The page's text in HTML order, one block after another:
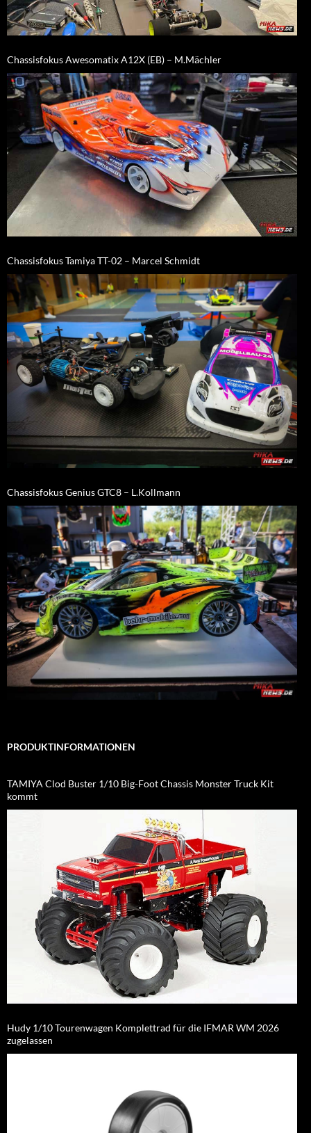
Chassisfokus Awesomatix A12X (EB) – M.Mächler
Chassisfokus Tamiya TT-02 – Marcel Schmidt
Chassisfokus Genius GTC8 – L.Kollmann
PRODUKTINFORMATIONEN
TAMIYA Clod Buster 1/10 Big-Foot Chassis Monster Truck Kit
kommt
Hudy 1/10 Tourenwagen Komplettrad für die IFMAR WM 2026
zugelassen